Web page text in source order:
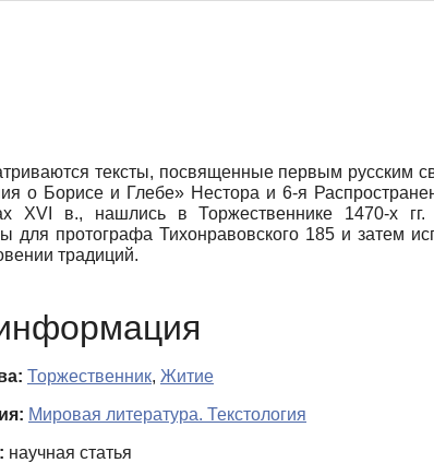
тексты, посвященные первым русским
о Борисе и Глебе» Нестора и 6-я
XVI в., нашлись в Торжественнике 1470-х
для протографа Тихонравовского 185 и затем
традиций.
Торжественник, Житие
Мировая литература. Текстология
научная статья